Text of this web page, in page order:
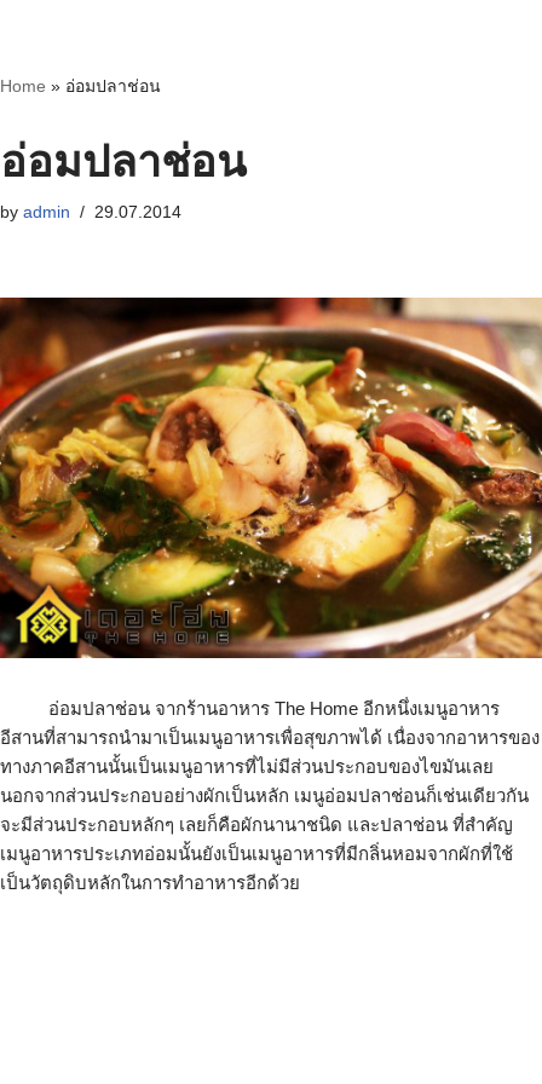
to
Home » อ่อมปลาช่อน
อ่อมปลาช่อน
by admin 29.07.2014
อ่อมปลาช่อน จากร้านอาหาร The Home อีกหนึ่งเมนูอาหาร
อีสานที่สามารถนำมาเป็นเมนูอาหารเพื่อสุขภาพได้ เนื่องจากอาหารของ
ทางภาคอีสานนั้นเป็นเมนูอาหารที่ไม่มีส่วนประกอบของไขมันเลย
นอกจากส่วนประกอบอย่างผักเป็นหลัก เมนูอ่อมปลาช่อนก็เช่นเดียวกัน
จะมีส่วนประกอบหลักๆ เลยก็คือผักนานาชนิด และปลาช่อน ที่สำคัญ
เมนูอาหารประเภทอ่อมนั้นยังเป็นเมนูอาหารที่มีกลิ่นหอมจากผักที่ใช้
เป็นวัตถุดิบหลักในการทำอาหารอีกด้วย